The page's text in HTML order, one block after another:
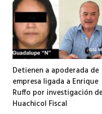
Detienen a apoderada de
empresa ligada a Enrique
Ruffo por investigación
Huachicol Fiscal